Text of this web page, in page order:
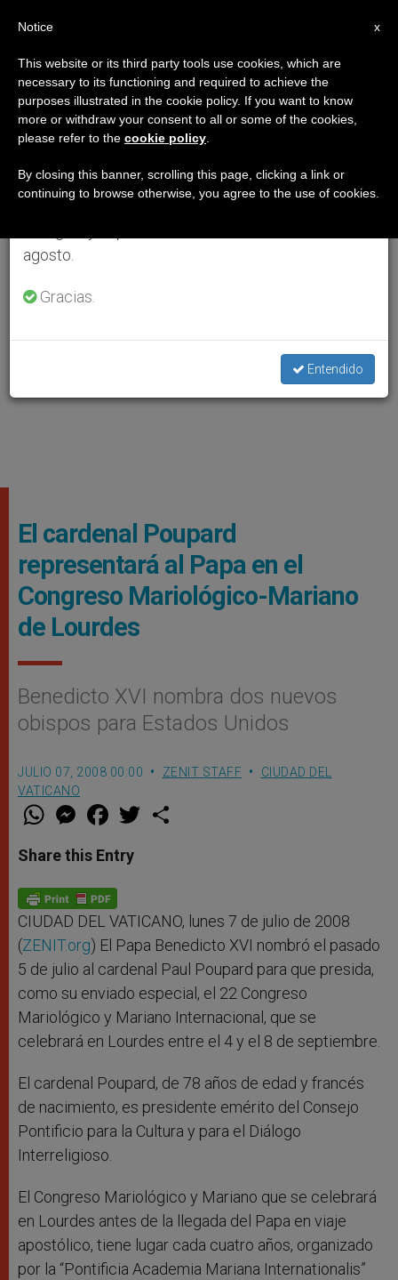
El cardenal Poupard
representará al Papa en el
Congreso Mariológico-Mariano
de Lourdes
Benedicto XVI nombra dos nuevos
obispos para Estados Unidos
JULIO 07, 2008 00:00 ZENIT STAFF
CIUDAD DEL
VATICANO
W
t
s
p
p
M
e
s
e
g
e
r
F
a
e
b
o
k
w
Share this Entry
CIUDAD DEL VATICANO, lunes 7 de julio de 2008
(ZENIT.org) El Papa Benedicto XVI nombró el pasado
5 de julio al cardenal Paul Poupard para que presida,
como su enviado especial, el 22 Congreso
Mariológico y Mariano Internacional, que se
celebrará en Lourdes entre el 4 y el 8 de septiembre.
El cardenal Poupard, de 78 años de edad y francés
de nacimiento, es presidente emérito del Consejo
Pontificio para la Cultura y para el Diálogo
Interreligioso.
El Congreso Mariológico y Mariano que se celebrará
en Lourdes antes de la llegada del Papa en viaje
apostólico, tiene lugar cada cuatro años, organizado
por la “Pontificia Academia Mariana Internationalis”
×
Aviso importante
Del 27 de julio al 7 de agosto haremos la pausa
anual, aprovechando que en el periodo de verano
se generan menos informaciones y también el
agosto.
Gracias.
Entendido
x
Notice
This website or its third party tools use cookies, which are
necessary to its functioning and required to achieve the
purposes illustrated in the cookie policy. If you want to know
more or withdraw your consent to all or some of the cookies,
please refer to the cookie policy
By closing this banner, scrolling this page, clicking a link or
continuing to browse otherwise, you agree to the use of cookies.